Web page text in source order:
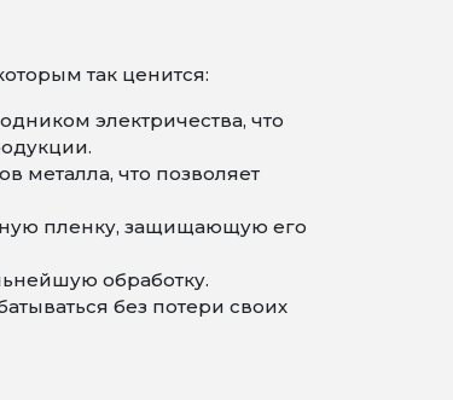
так ценится:
электричества, что
металла, что позволяет
пленку, защищающую его
обработку.
без потери своих